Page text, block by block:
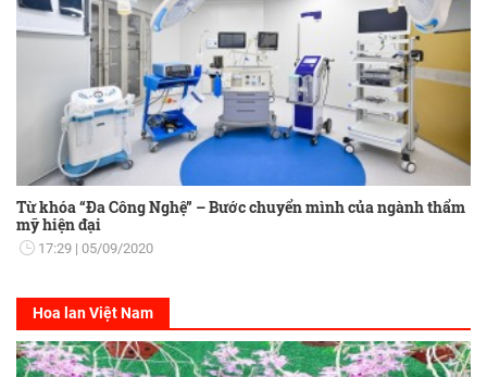
Từ khóa “Đa Công Nghệ” – Bước chuyển mình của ngành thẩm
mỹ hiện đại
17:29 05/09/2020
Hoa lan Việt Nam